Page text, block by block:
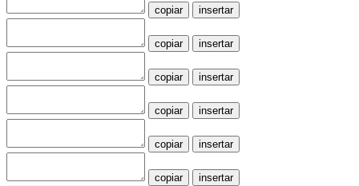
copiar insertar
copiar insertar
copiar insertar
copiar insertar
copiar insertar
copiar insertar